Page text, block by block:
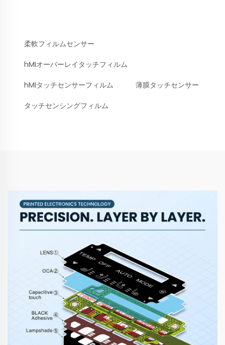
柔軟フィルムセンサー
hMIオーバーレイタッチフィルム
hMIタッチセンサーフィルム 薄膜タッチセンサー
タッチセンシングフィルム